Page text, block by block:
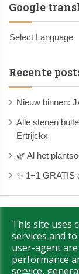
Google
Select Language
Recente
Nieuw binnen:
Alle stenen
Ertrijckx
🌿 Al het
✨ 1+1 GRATIS
Copyright
Privacy
This site uses
services and
user-agent
performance
service,